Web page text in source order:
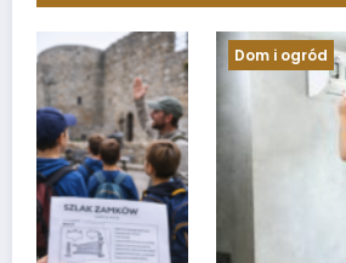
Dom i ogród